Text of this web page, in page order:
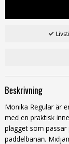
Beskrivning
Monika Regular är
med en praktisk
plagget som
paddelbanan.